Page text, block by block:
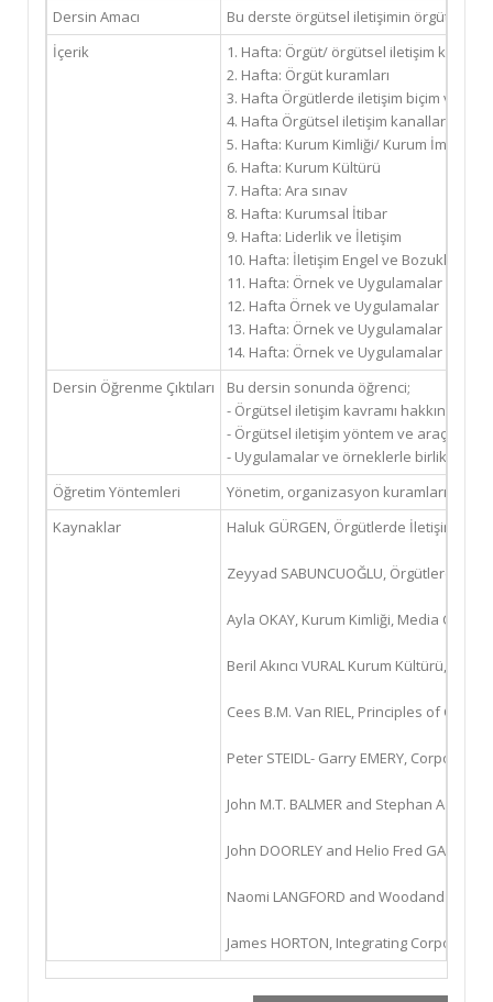
Dersin Amacı
Bu derste örgütsel iletişimin örgütün
İçerik
1. Hafta: Örgüt/ örgütsel iletişim kavram
2. Hafta: Örgüt kuramları
3. Hafta Örgütlerde iletişim biçim ve
4. Hafta Örgütsel iletişim kanalları
5. Hafta: Kurum Kimliği/ Kurum İmajı
6. Hafta: Kurum Kültürü
7. Hafta: Ara sınav
8. Hafta: Kurumsal İtibar
9. Hafta: Liderlik ve İletişim
10. Hafta: İletişim Engel ve Bozuklukları
11. Hafta: Örnek ve Uygulamalar
12. Hafta Örnek ve Uygulamalar
13. Hafta: Örnek ve Uygulamalar
14. Hafta: Örnek ve Uygulamalar
Dersin Öğrenme Çıktıları
Bu dersin sonunda öğrenci;
- Örgütsel iletişim kavramı hakkında
- Örgütsel iletişim yöntem ve araçlarını
- Uygulamalar ve örneklerle birlikte
Öğretim Yöntemleri
Yönetim, organizasyon kuramlarına
Kaynaklar
Haluk GÜRGEN, Örgütlerde İletişim
Zeyyad SABUNCUOĞLU, Örgütlerde
Ayla OKAY, Kurum Kimliği, Media Cat
Beril Akıncı VURAL Kurum Kültürü,
Cees B.M. Van RIEL, Principles of
Peter STEIDL- Garry EMERY,
John M.T. BALMER and Stephan A.
John DOORLEY and Helio Fred
Naomi LANGFORD and Woodand
James HORTON, Integrating Corporate